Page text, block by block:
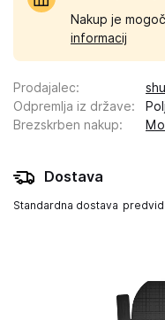
Nakup je
informacij
Prodajalec:
Odpremlja iz države:
Brezskrben nakup:
Dostava
Standardna dostava